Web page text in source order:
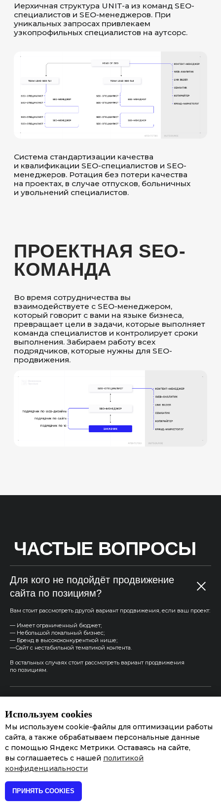
Для кого не подойдёт продвижение
сайта по позициям?
Вам стоит рассмотреть другой вариант продвижения, если ваш проект:
— Имеет ограниченный бюджет;
— Небольшой локальный бизнес;
— Бренд в высококонкурентной нише;
—Сайт с нестабильной тематикой контента.
В остальных случаях стоит рассмотреть вариант продвижения
по позициям.
Какие преимущества продвижения
сайта по позициям?
Как рассчитывается стоимость SEO-
продвижения сайта по позициям?
Вы беретесь за продвижение любого
сайта?
Используем cookies
Мы используем cookie-файлы для оптимизации работы
сайта, а также обрабатываем персональные данные
с помощью Яндекс Метрики. Оставаясь на сайте,
вы соглашаетесь с нашей политикой
конфиденциальности
ПРИНЯТЬ COOKIES